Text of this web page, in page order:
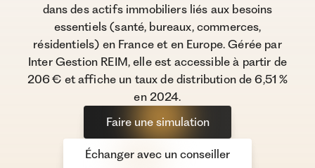
dans des actifs immobiliers liés aux besoins
essentiels (santé, bureaux, commerces,
résidentiels) en France et en Europe. Gérée par
Inter Gestion REIM, elle est accessible à partir de
206 € et affiche un taux de distribution de 6,51 %
en 2024.
Faire une simulation
Échanger avec un conseiller